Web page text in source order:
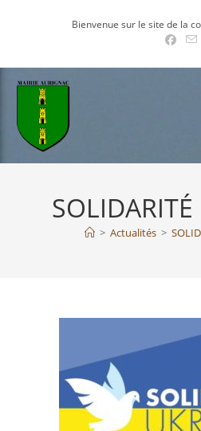
Bienvenue sur le site de la
> Actualités >